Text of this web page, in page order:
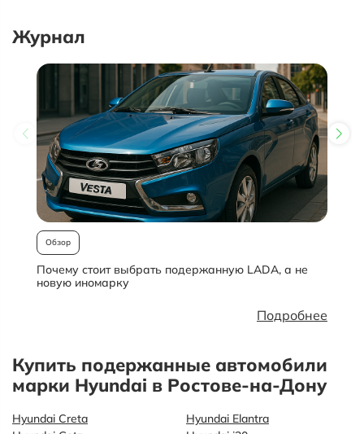
Журнал
Обзор
Почему стоит выбрать подержанную LADA, а не
новую иномарку
Подробнее
Купить подержанные автомобили
марки Hyundai в Ростове-на-Дону
Hyundai Creta
Hyundai Elantra